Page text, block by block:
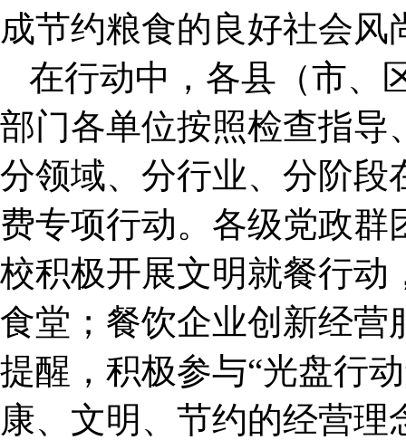
成节约粮食的良好社会风
在行动中，各县（市、
部门各单位按照检查指导
分领域、分行业、分阶段
费专项行动。各级党政
校积极开展文明就餐行动
食堂；餐饮企业创新经营
提醒，积极参与“光盘行
康、文明、节约的经营